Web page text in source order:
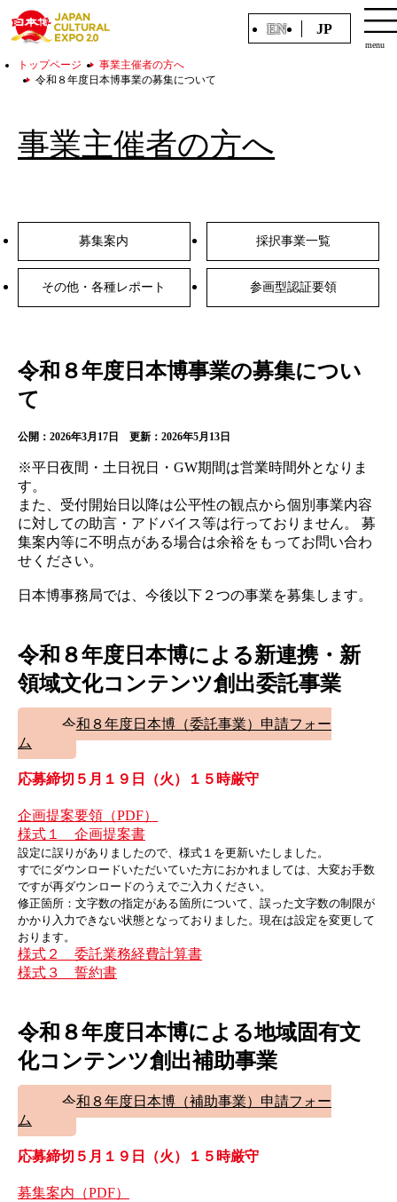
EN JP
menu
トップページ
事業主催者の方へ
令和８年度日本博事業の募集について
事業主催者の方へ
募集案内 採択事業一覧
その他・各種レポート 参画型認証要領
令和８年度日本博事業の募集につい
て
公開：2026年3月17日 更新：2026年5月13日
※平日夜間・土日祝日・GW期間は営業時間外となりま
す。
また、受付開始日以降は公平性の観点から個別事業内容
に対しての助言・アドバイス等は行っておりません。
募
集案内等に不明点がある場合は余裕をもってお問い合わ
せください。
日本博事務局では、今後以下２つの事業を募集します。
令和８年度日本博による新連携・新
領域文化コンテンツ創出委託事業
令和８年度日本博（委託事業）申請フォー
ム
応募締切５月１９日（火）１５時厳守
企画提案要領（PDF）
様式１ 企画提案書
設定に誤りがありましたので、様式１を更新いたしました。
すでにダウンロードいただいていた方におかれましては、大変お手数
ですが再ダウンロードのうえでご入力ください。
修正箇所：文字数の指定がある箇所について、誤った文字数の制限が
かかり入力できない状態となっておりました。現在は設定を変更して
おります。
様式２ 委託業務経費計算書
様式３ 誓約書
令和８年度日本博による地域固有文
化コンテンツ創出補助事業
令和８年度日本博（補助事業）申請フォー
ム
応募締切５月１９日（火）１５時厳守
募集案内（PDF）